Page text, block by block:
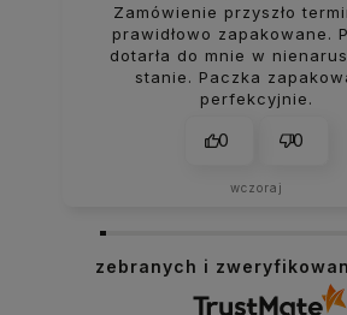
Zamówienie przyszło
prawidłowo zapakowane.
dotarła do mnie w
stanie. Paczka
perfekcyjnie.
0 0
wczoraj
zebranych i